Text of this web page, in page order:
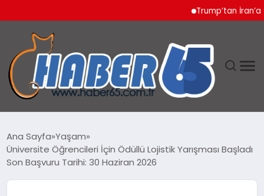
Trump’tan İran’a Sert
YAŞAM
Ana Sayfa Yaşam
Üniversite Öğrencileri İçin Ödüllü Lojistik Yarışması Başladı
Son Başvuru Tarihi: 30 Haziran 2026